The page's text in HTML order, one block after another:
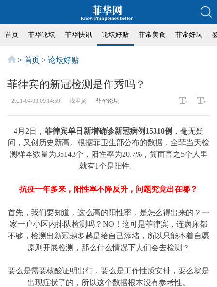
首页 菲华论坛 菲华快讯 论坛好贴 菲常美食 菲常好玩
> 首页 > 论坛好贴
菲律宾的新冠检测是作秀吗？
2021-04-03 09:14:59 浅尘扬 菲华论坛
4月2日， 菲律宾单日新增确诊新冠病例15310例 ，毫无疑
问，又创历史新高。根据菲卫生部公布的数据，全菲当天检
测样本数量为35143个，阳性率为20.7%，简而言之5个人里
就有1个是阳性。
抗疫一年多来，阳性率不降反升，问题究竟出在哪？
首先，我们要知道，这么高的阳性率，是怎么得出来的？一
家一户小区内排队检测吗？NO！这可是菲律宾，连病床都
不够，检测出新冠越多越是给自己添堵，所以只能本着自愿
原则开展检测，那么什么情况下人们会去检测？
要么是需要核酸证明出行，要么是工作性质安排，要么就是
出现症状了的，所以这个数据根本没有参考性。